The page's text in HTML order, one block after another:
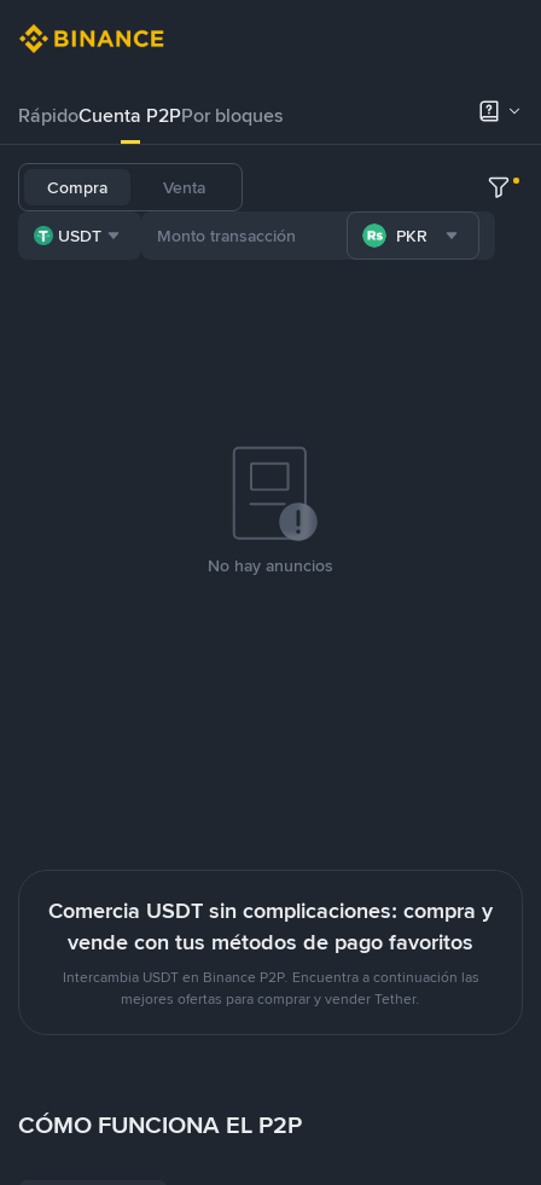
RápidoCuenta P2PPor bloques
Compra Venta
USDT PKR
No hay anuncios
Comercia USDT sin complicaciones: compra y
vende con tus métodos de pago favoritos
Intercambia USDT en Binance P2P. Encuentra a continuación las
mejores ofertas para comprar y vender Tether.
CÓMO FUNCIONA EL P2P